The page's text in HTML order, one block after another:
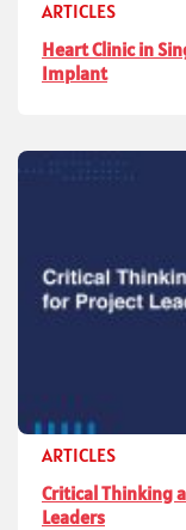
ARTICLES
Heart Clinic in
Implant
ARTICLES
Critical Thinking
Leaders